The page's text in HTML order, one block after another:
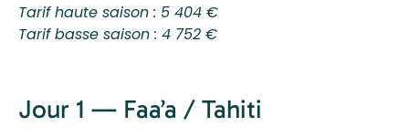
Tarif haute saison : 5 404 €
Tarif basse saison : 4 752 €
Jour 1 — Faa’a / Tahiti